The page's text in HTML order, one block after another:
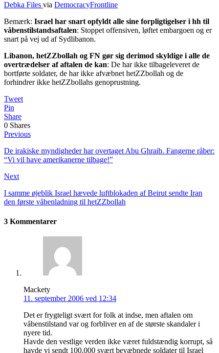
Debka Files via DemocracyFrontline
Bemærk: Israel har snart opfyldt alle sine forpligtigelser i hh til
våbenstilstandsaftalen: Stoppet offensiven, løftet embargoen og er
snart på vej ud af Sydlibanon.
Libanon, hetZZbollah og FN gør sig derimod skyldige i alle de
overtrædelser af aftalen de kan: De har ikke tilbageleveret de
bortførte soldater, de har ikke afvæbnet hetZZbollah og de
forhindrer ikke hetZZbollahs genoprustning.
Tweet
Pin
Share
0 Shares
Previous
De irakiske myndigheder har overtaget Abu Ghraib. Fangerne råber:
“Vi vil have amerikanerne tilbage!”
Next
I samme øjeblik Israel hævede luftblokaden af Beirut sendte Iran
den første våbenladning til hetZZbollah
3 Kommentarer
Mackety
11. september 2006 ved 12:34
Det er frygteligt svært for folk at indse, men aftalen om
våbenstilstand var og forbliver en af de største skandaler i
nyere tid.
Havde den vestlige verden ikke været fuldstændig korrupt, så
havde vi sendt 100.000 svært bevæbnede soldater til Israel